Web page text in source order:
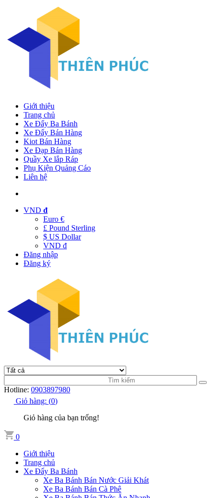
Giới thiệu
Trang chủ
Xe Đẩy Ba Bánh
Xe Đẩy Bán Hàng
Kiot Bán Hàng
Xe Đạp Bán Hàng
Quầy Xe lắp Ráp
Phụ Kiện Quảng Cáo
Liên hệ
VND đ
Euro €
£ Pound Sterling
$ US Dollar
VND đ
Đăng nhập
Đăng ký
Hotline: 0903897980
Giỏ hàng: (0)
Giỏ hàng của bạn trống!
0
Giới thiệu
Trang chủ
Xe Đẩy Ba Bánh
Xe Ba Bánh Bán Nước Giải Khát
Xe Ba Bánh Bán Cà Phê